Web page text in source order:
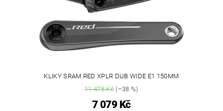
KLIKY SRAM RED XPLR DUB WIDE E1 150MM
11 475 Kč(–38 %)
7 079 Kč